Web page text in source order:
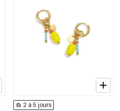
2 à 5 jours